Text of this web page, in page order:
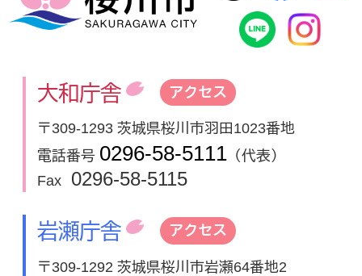
桜川市公
大和庁舎 アクセス
〒309-1293 茨城県桜川市羽田1023番地
電話番号 0296-58-5111 （代表）
Fax
0296-58-5115
岩瀬庁舎 アクセス
〒309-1292 茨城県桜川市岩瀬64番地2